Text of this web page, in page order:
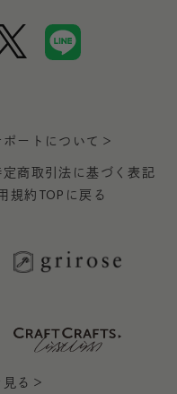
ートについて＞
定商取引法に基づく表記
規約 TOPに戻る
る＞